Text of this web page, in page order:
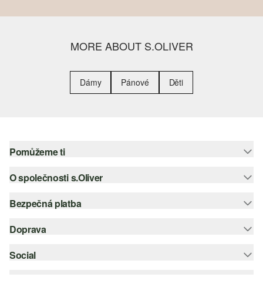
MORE ABOUT S.OLIVER
Dámy Pánové Děti
Pomůžeme ti
Nápověda – často kladené otázky
Nápověda k velikostem
O společnosti s.Oliver
Newsletter
s.Oliver Group
Bezpečná platba
Platební karta
PayPal
Doprava
Česká pošta
Social